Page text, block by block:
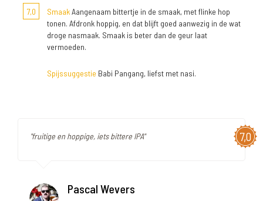
7,0 SmaakAangenaam bittertje in de smaak, met flinke hop
tonen. Afdronk hoppig, en dat blijft goed aanwezig in de wat
droge nasmaak. Smaak is beter dan de geur laat
vermoeden.
Spijssuggestie Babi Pangang, liefst met nasi.
7,0
"fruitige en hoppige, iets bittere IPA"
Pascal Wevers